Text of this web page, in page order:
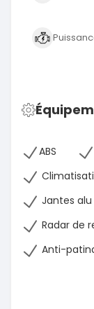
ABS
Jantes alu
Radar de
Anti-